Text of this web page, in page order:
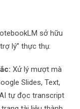
sở hữu
lý” thực thụ:
Xử lý mượt mà
Slides, Text,
tự đọc transcript